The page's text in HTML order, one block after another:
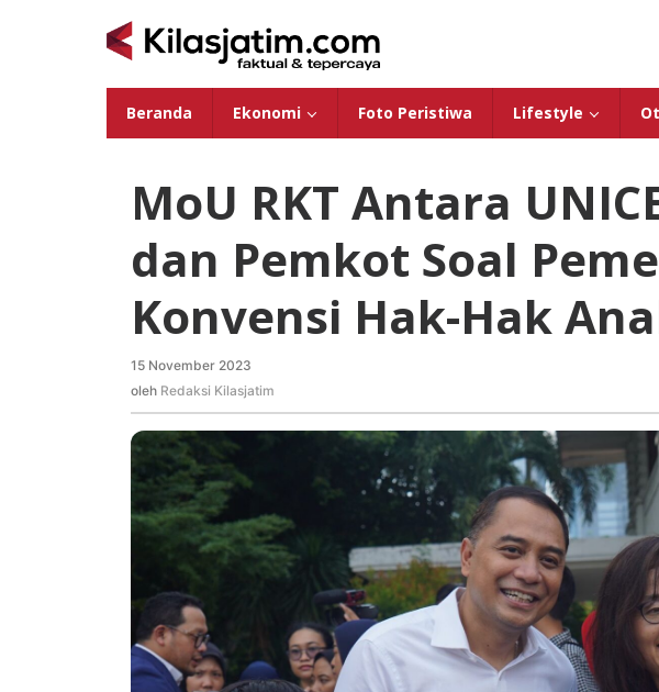
Beranda Ekonomi Foto Peristiwa Lifestyle
MoU RKT Antara
dan Pemkot Soal
Konvensi Hak-Hak
15 November 2023
Redaksi
oleh Redaksi Kilasjatim